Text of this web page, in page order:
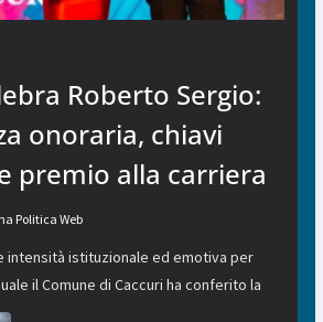
Roberto Sergio:
onoraria, chiavi
premio alla carriera
Politica Web
intensità istituzionale ed emotiva per
il Comune di Caccuri ha conferito la